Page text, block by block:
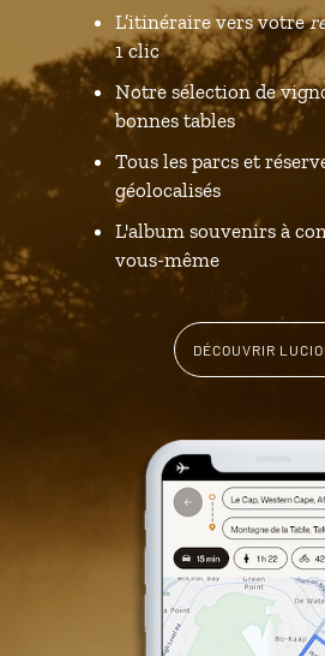
L’itinéraire vers votre
1 clic
Notre sélection de
bonnes tables
Tous les parcs et
géolocalisés
L'album souvenirs à
vous-même
DÉCOUVRIR